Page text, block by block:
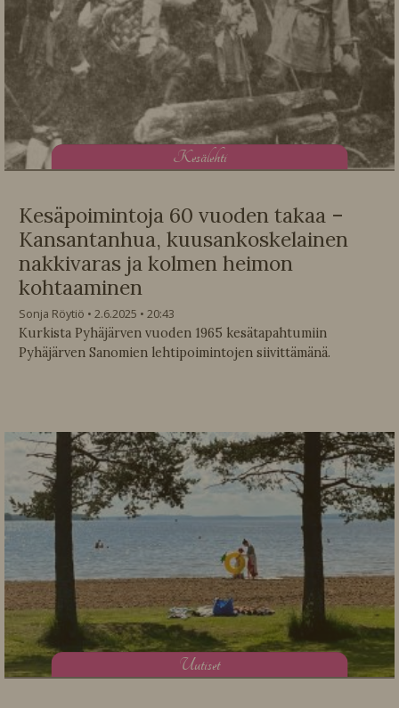
Kesälehti
Kesäpoimintoja 60 vuoden takaa –
Kansantanhua, kuusankoskelainen
nakkivaras ja kolmen heimon
kohtaaminen
Sonja Röytiö 2.6.2025
20:43
Kurkista Pyhäjärven vuoden 1965 kesätapahtumiin
Pyhäjärven Sanomien lehtipoimintojen siivittämänä.
Uutiset